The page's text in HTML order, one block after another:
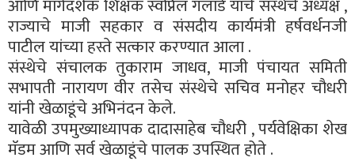
आणि मार्गदर्शक शिक्षक स्वप्निल गलांडे यांचे संस्थेचे अध्यक्ष ,
राज्याचे माजी सहकार व संसदीय कार्यमंत्री हर्षवर्धनजी
पाटील यांच्या हस्ते सत्कार करण्यात आला .
संस्थेचे संचालक तुकाराम जाधव, माजी पंचायत समिती
सभापती नारायण वीर तसेच संस्थेचे सचिव मनोहर चौधरी
यांनी खेळाडूंचे अभिनंदन केले.
यावेळी उपमुख्याध्यापक दादासाहेब चौधरी , पर्यवेक्षिका शेख
मॅडम आणि सर्व खेळाडूंचे पालक उपस्थित होते .